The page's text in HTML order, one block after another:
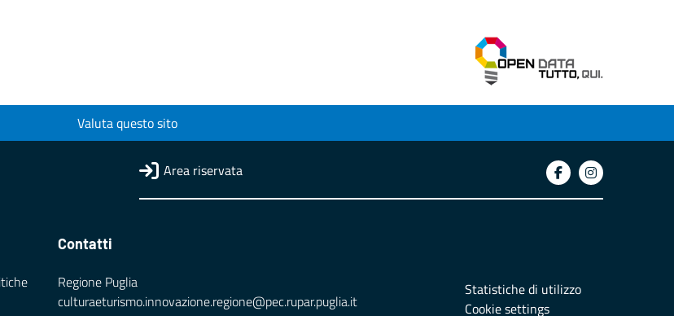
Valuta questo sito
Area riservata
Contatti
Regione Puglia
culturaeturismo.innovazione.regione@pec.rupar.puglia.it
Statistiche di utilizzo
Cookie settings